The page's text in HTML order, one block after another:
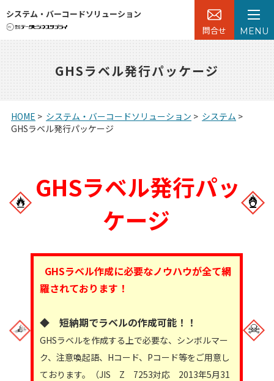
MENU
問合せ
システム・バーコードソリューション
GHSラベル発行パッケージ
HOME > システム・バーコードソリューション > システム >
GHSラベル発行パッケージ
GHSラベル発行パッ
ケージ
GHSラベル作成に必要なノウハウが全て網
羅されております！
◆ 短納期でラベルの作成可能！！
GHSラベルを作成する上で必要な、シンボルマー
ク、注意喚起語、Hコード、Pコード等をご用意し
ております。（JIS Z 7253対応 2013年5月31